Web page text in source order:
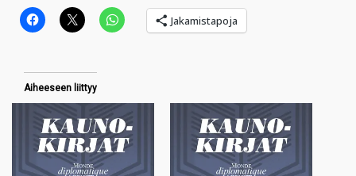
Jakamistapoja
Aiheeseen liittyy